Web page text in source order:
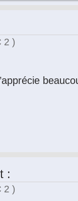
2 )
:
2 )